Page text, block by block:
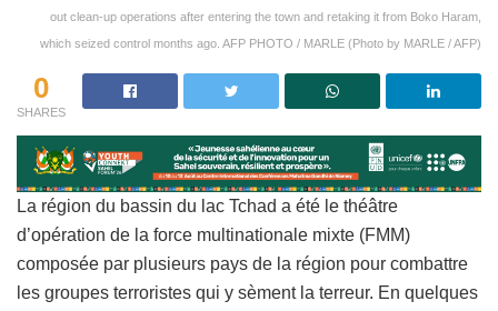
out clean-up operations after entering the town and retaking it from Boko Haram,
which seized control months ago. AFP PHOTO / MARLE (Photo by MARLE / AFP)
0
SHARES
La région du bassin du lac Tchad a été le théâtre
d’opération de la force multinationale mixte (FMM)
composée par plusieurs pays de la région pour combattre
les groupes terroristes qui y sèment la terreur. En quelques